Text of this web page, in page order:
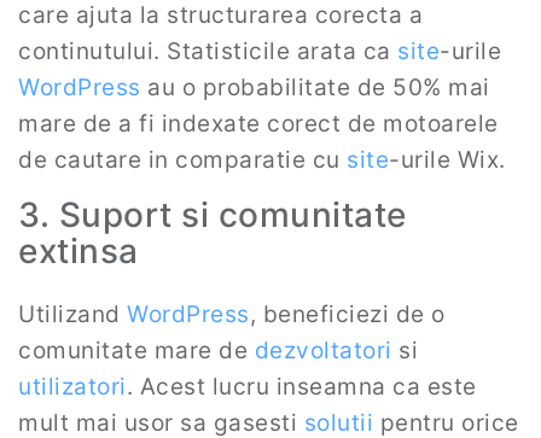
care ajuta la structurarea corecta a
continutului. Statisticile arata ca site-urile
WordPress au o probabilitate de 50% mai
mare de a fi indexate corect de motoarele
de cautare in comparatie cu site-urile Wix.
3. Suport si comunitate
extinsa
Utilizand WordPress, beneficiezi de o
comunitate mare de dezvoltatori si
utilizatori. Acest lucru inseamna ca este
mult mai usor sa gasesti solutii pentru orice